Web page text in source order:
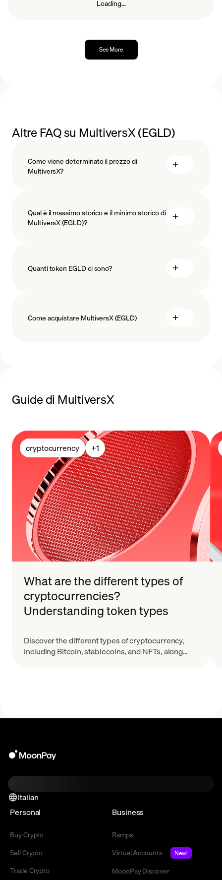
Loading...
See More
Altre FAQ su MultiversX (EGLD)
Come viene determinato il prezzo di
MultiversX?
tecnologia blockchain
Qual è il massimo storico e il minimo storico di
MultiversX (EGLD)?
Quanti token EGLD ci sono?
Come acquistare MultiversX (EGLD)
metodi di pagamento
Guide di MultiversX
cryptocurrency +1
What are the different types of
cryptocurrencies?
Understanding token types
Discover the different types of cryptocurrency,
including Bitcoin, stablecoins, and NFTs, along
Italian
Personal
Buy Crypto
Sell Crypto
Trade Crypto
Business
Ramps
Virtual Accounts
New!
MoonPay Discover